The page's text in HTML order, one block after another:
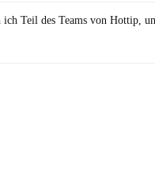
Teil des Teams von Hottip,